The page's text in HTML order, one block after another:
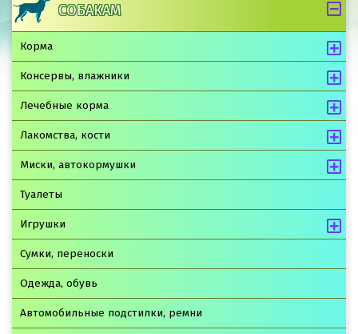
СОБАКАМ
Корма
Консервы, влажники
Лечебные корма
Лакомства, кости
Миски, автокормушки
Туалеты
Игрушки
Сумки, переноски
Одежда, обувь
Автомобильные подстилки, ремни